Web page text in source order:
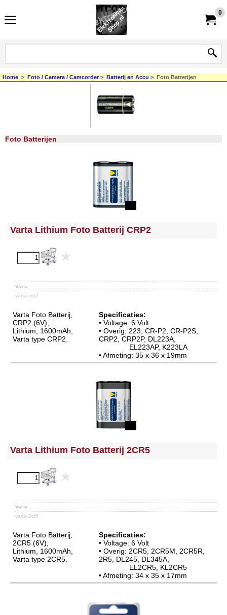
0
Home > Foto / Camera / Camcorder> Batterij en Accu > Foto Batterijen
Foto Batterijen
Varta Lithium Foto Batterij CRP2
Varta
varta-crp2
Varta Foto Batterij,
CRP2 (6V),
Lithium, 1600mAh,
Varta type CRP2.
Specificaties:
• Voltage: 6 Volt
• Overig: 223, CR-P2, CR-P2S,
CRP2, CRP2P, DL223A,
EL223AP, K223LA
• Afmeting: 35 x 36 x 19mm
Varta Lithium Foto Batterij 2CR5
Varta
varta-2cr5
Varta Foto Batterij,
2CR5 (6V),
Lithium, 1600mAh,
Varta type 2CR5.
Specificaties:
• Voltage: 6 Volt
• Overig: 2CR5, 2CR5M, 2CR5R,
2R5, DL245, DL345A,
EL2CR5, KL2CR5
• Afmeting: 34 x 35 x 17mm